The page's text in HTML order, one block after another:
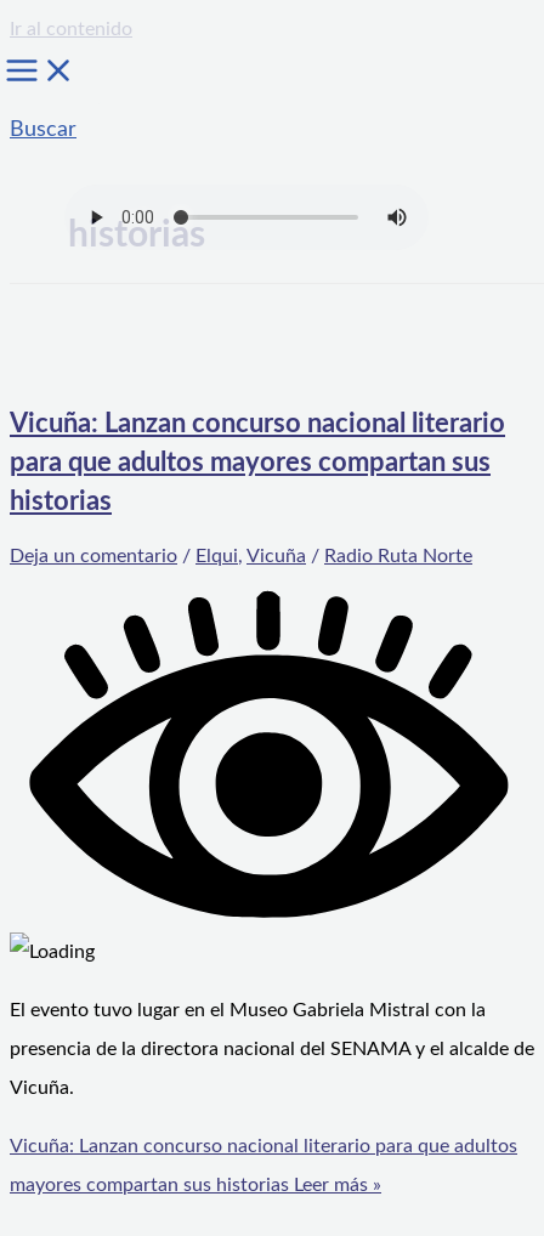
Ir al contenido
Buscar
historias
Vicuña: Lanzan concurso nacional literario
para que adultos mayores compartan sus
historias
Deja un comentario / Elqui, Vicuña / Radio Ruta Norte
El evento tuvo lugar en el Museo Gabriela Mistral con la
presencia de la directora nacional del SENAMA y el alcalde de
Vicuña.
Vicuña: Lanzan concurso nacional literario para que adultos
mayores compartan sus historias Leer más »